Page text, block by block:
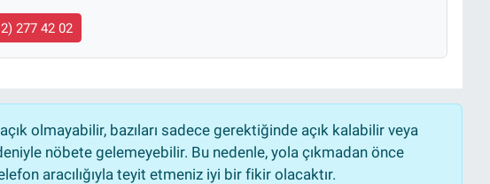
277 42 02
olmayabilir, bazıları sadece gerektiğinde açık kalabilir veya
nöbete gelemeyebilir. Bu nedenle, yola çıkmadan önce
aracılığıyla teyit etmeniz iyi bir fikir olacaktır.